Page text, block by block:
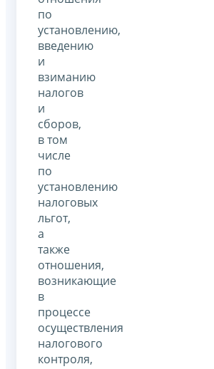
по
установлению,
введению
и
взиманию
налогов
и
сборов,
в том
числе
по
установлению
налоговых
льгот,
а
также
отношения,
возникающие
в
процессе
осуществления
налогового
контроля,